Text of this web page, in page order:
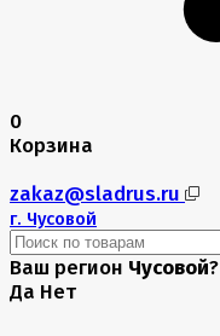
0
Корзина
zakaz@sladrus.ru
г. Чусовой
Ваш регион Чусовой?
Да Нет